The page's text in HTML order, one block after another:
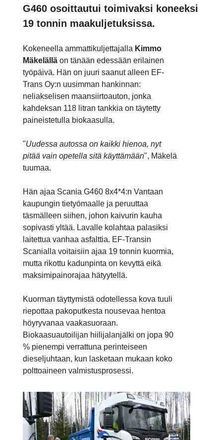
G460 osoittautui toimivaksi koneeksi
19 tonnin maakuljetuksissa.
Kokeneella ammattikuljettajalla Kimmo
Mäkelällä on tänään edessään erilainen
työpäivä. Hän on juuri saanut alleen EF-
Trans Oy:n uusimman hankinnan:
neliakselisen maansiirtoauton, jonka
kahdeksan 118 litran tankkia on täytetty
paineistetulla biokaasulla.
"Uudessa autossa on kaikki hienoa, nyt
pitää vain opetella sitä käyttämään", Mäkelä
tuumaa.
Hän ajaa Scania G460 8x4*4:n Vantaan
kaupungin tietyömaalle ja peruuttaa
täsmälleen siihen, johon kaivurin kauha
sopivasti yltää. Lavalle kolahtaa palasiksi
laitettua vanhaa asfalttia. EF-Transin
Scanialla voitaisiin ajaa 19 tonnin kuormia,
mutta rikottu kadunpinta on kevyttä eikä
maksimipainorajaa hätyytellä.
Kuorman täyttymistä odotellessa kova tuuli
riepottaa pakoputkesta nousevaa hentoa
höyryvanaa vaakasuoraan.
Biokaasuautoilijan hiilijalanjälki on jopa 90
% pienempi verrattuna perinteiseen
dieseljuhtaan, kun lasketaan mukaan koko
polttoaineen valmistusprosessi.